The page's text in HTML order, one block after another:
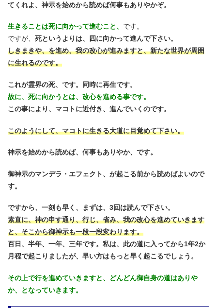
てくれよ、神示を始めから読めば何事もありやかぞ。
生きることは死に向かって進むこと、 です。
ですが、 死というよりは、四に向かって進んで下さい。
しきまきや、を進め、我の改心が進みますと、新たな世界が周囲
に生れるのです。
これが霊界の死、です。同時に再生です。
故に、死に向かうとは、改心を進める事です。
この事により、マコトに近付き、進んでいくのです。
このようにして、マコトに生きる大道に目覚めて下さい。
神示を始めから読めば、何事もありやか、です。
御神示のマンデラ・エフェクト、が起こる前から読めばよいので
す。
ですから、一刻も早く、まずは、3回は読んで下さい。
素直に、神の申す通り、行じ、省み、我の改心を進めていきます
と、そこから御神示も一段一段変わります。
百日、半年、一年、三年です。私は、此の道に入ってから1年2か
月程で起こりましたが、早い方はもっと早く起こるでしょう。
その上で行を進めていきますと、どんどん御自身の道はありや
か、となっていきます。